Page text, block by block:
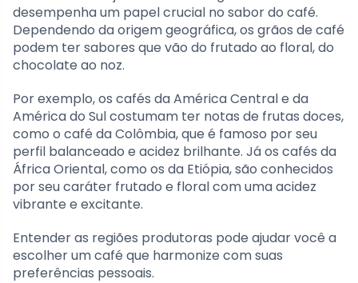
desempenha um papel crucial no sabor do café.
Dependendo da origem geográfica, os grãos de café
podem ter sabores que vão do frutado ao floral, do
chocolate ao noz.
Por exemplo, os cafés da América Central e da
América do Sul costumam ter notas de frutas doces,
como o café da Colômbia, que é famoso por seu
perfil balanceado e acidez brilhante. Já os cafés da
África Oriental, como os da Etiópia, são conhecidos
por seu caráter frutado e floral com uma acidez
vibrante e excitante.
Entender as regiões produtoras pode ajudar você a
escolher um café que harmonize com suas
preferências pessoais.